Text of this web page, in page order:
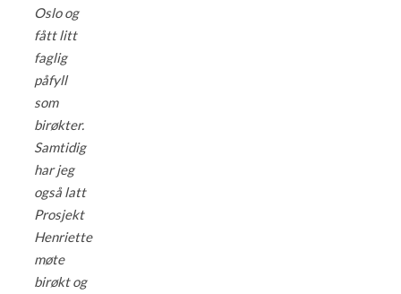
Oslo og
fått litt
faglig
påfyll
som
birøkter.
Samtidig
har jeg
også latt
Prosjekt
Henriette
møte
birøkt og